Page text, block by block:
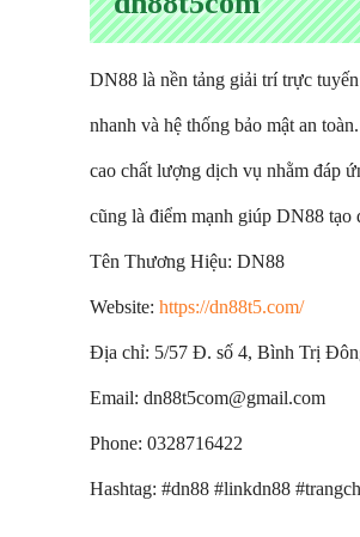
DN88 là nền tảng giải trí trực
nhanh và hệ thống bảo mật an
cao chất lượng dịch vụ nhằm đáp
cũng là điểm mạnh giúp DN88
Tên Thương Hiệu: DN88
Website: https://dn88t5.com/
Địa chỉ: 5/57 Đ. số 4, Bình Trị
Email: dn88t5com@gmail.com
Phone: 0328716422
Hashtag: #dn88 #linkdn88